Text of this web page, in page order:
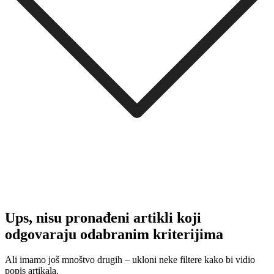
Ups, nisu pronađeni artikli koji
odgovaraju odabranim kriterijima
Ali imamo još mnoštvo drugih – ukloni neke filtere kako bi vidio
popis artikala.